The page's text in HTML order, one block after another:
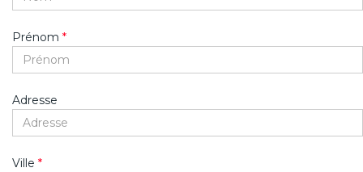
Prénom *
Adresse
Ville *